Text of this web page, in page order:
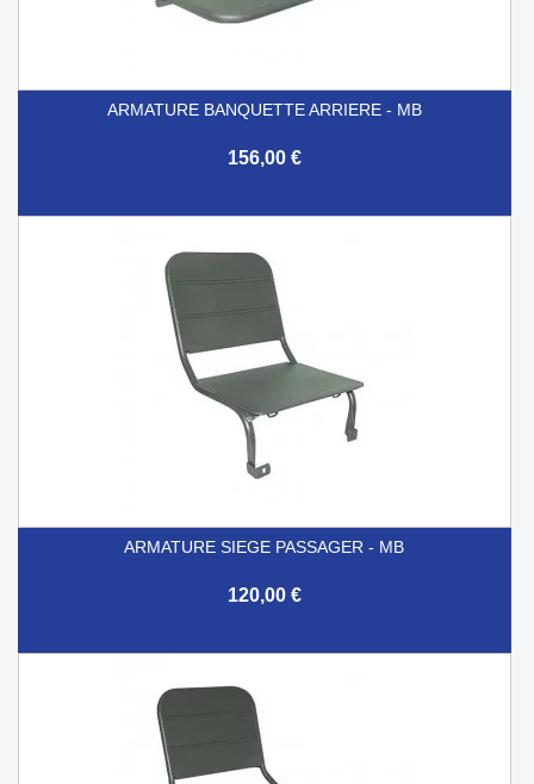
ARMATURE BANQUETTE ARRIERE - MB
156,00 €
ARMATURE SIEGE PASSAGER - MB
120,00 €